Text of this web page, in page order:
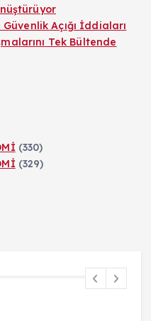
Açığı İddiaları
Tek Bültende
(330)
(329)